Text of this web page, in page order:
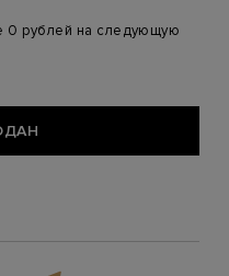
0 рублей на следующую